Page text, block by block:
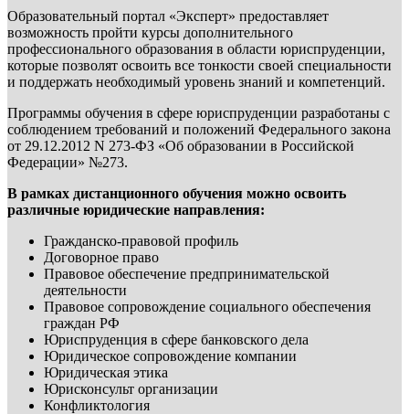
Образовательный портал «Эксперт» предоставляет
возможность пройти курсы дополнительного
профессионального образования в области юриспруденции,
которые позволят освоить все тонкости своей специальности
и поддержать необходимый уровень знаний и компетенций.
Программы обучения в сфере юриспруденции разработаны с
соблюдением требований и положений Федерального закона
от 29.12.2012 N 273-ФЗ «Об образовании в Российской
Федерации» №273.
В рамках дистанционного обучения можно освоить
различные юридические направления:
Гражданско-правовой профиль
Договорное право
Правовое обеспечение предпринимательской
деятельности
Правовое сопровождение социального обеспечения
граждан РФ
Юриспруденция в сфере банковского дела
Юридическое сопровождение компании
Юридическая этика
Юрисконсульт организации
Конфликтология